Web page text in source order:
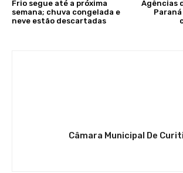
Frio segue até a próxima
semana; chuva congelada e
neve estão descartadas
Agências
Câmara Municipal De